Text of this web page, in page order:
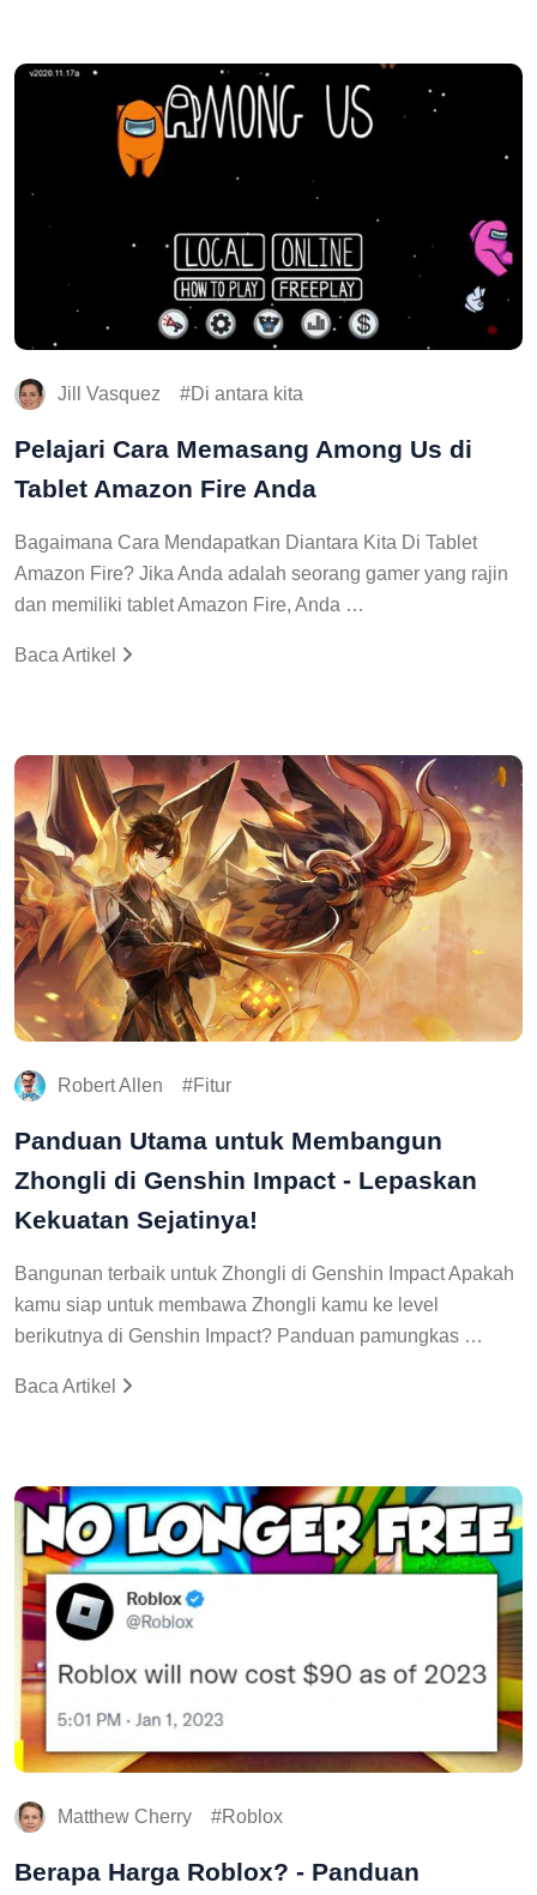
Jill Vasquez Di antara kita
Pelajari Cara Memasang Among Us di
Tablet Amazon Fire Anda
Bagaimana Cara Mendapatkan Diantara Kita Di Tablet
Amazon Fire? Jika Anda adalah seorang gamer yang rajin
dan memiliki tablet Amazon Fire, Anda …
Baca Artikel
Robert Allen Fitur
Panduan Utama untuk Membangun
Zhongli di Genshin Impact - Lepaskan
Kekuatan Sejatinya!
Bangunan terbaik untuk Zhongli di Genshin Impact Apakah
kamu siap untuk membawa Zhongli kamu ke level
berikutnya di Genshin Impact? Panduan pamungkas …
Baca Artikel
Matthew Cherry Roblox
Berapa Harga Roblox? - Panduan